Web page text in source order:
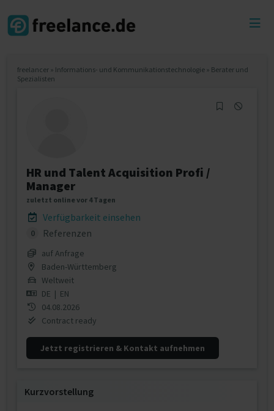
freelancer » Informations- und Kommunikationstechnologie » Berater und
Spezialisten
HR und Talent Acquisition Profi /
Manager
zuletzt online vor 4 Tagen
Verfügbarkeit einsehen
0 Referenzen
auf Anfrage
Baden-Württemberg
Weltweit
DE | EN
04.08.2026
Contract ready
Jetzt registrieren & Kontakt aufnehmen
Kurzvorstellung